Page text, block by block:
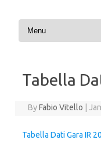
Skip to content
Tabella
ByFabio Vitello
Tabella Dati Gara IR